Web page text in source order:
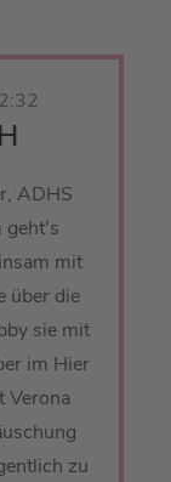
ADHS
geht's
mit
über die
sie mit
im Hier
Verona
zu